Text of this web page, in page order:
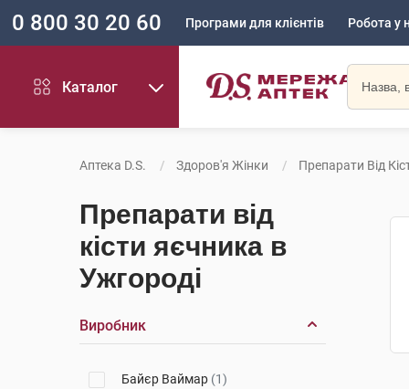
0 800 30 20 60 Програми для клієнтів Робота у
Каталог
Аптека D.S. Здоров'я Жінки Препарати Від
Препарати від
кісти яєчника в
Ужгороді
Виробник
Байєр Ваймар (1)